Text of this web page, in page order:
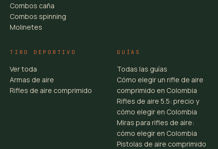
Combos caña
Combos spinning
Molinetes
TIRO DEPORTIVO
Ver toda
Armas de aire
Rifles de aire comprimido
GUÍAS
Todas las guías
Cómo elegir un rifle de aire
comprimido en Colombia
Rifles de aire 5.5: precio y
cómo elegir en Colombia
Miras para rifles de aire:
cómo elegir en Colombia
Pistolas de aire comprimido